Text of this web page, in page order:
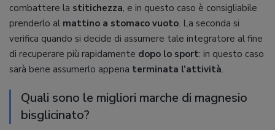
combattere la stitichezza, e in questo caso è consigliabile
prenderlo al mattino a stomaco vuoto. La seconda si
verifica quando si decide di assumere tale integratore al fine
di recuperare più rapidamente dopo lo sport: in questo caso
sarà bene assumerlo appena terminata l’attività.
Quali sono le migliori marche di magnesio
bisglicinato?